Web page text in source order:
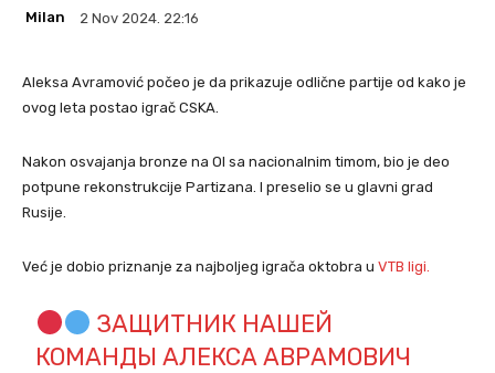
Milan 2 Nov 2024. 22:16
Aleksa Avramović počeo je da prikazuje odlične partije od kako je
ovog leta postao igrač CSKA.
Nakon osvajanja bronze na OI sa nacionalnim timom, bio je deo
potpune rekonstrukcije Partizana. I preselio se u glavni grad
Rusije.
Već je dobio priznanje za najboljeg igrača oktobra u VTB ligi.
ЗАЩИТНИК НАШЕЙ
КОМАНДЫ АЛЕКСА АВРАМОВИЧ